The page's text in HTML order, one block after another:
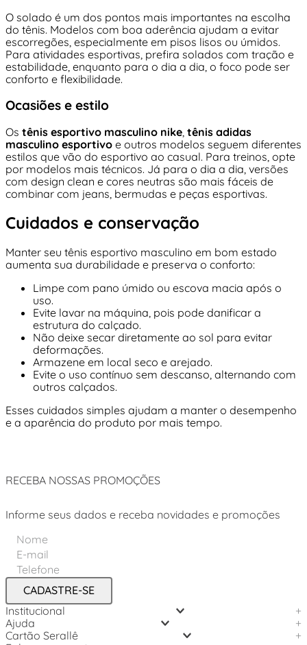
O solado é um dos pontos mais importantes na escolha
do tênis. Modelos com boa aderência ajudam a evitar
escorregões, especialmente em pisos lisos ou úmidos.
Para atividades esportivas, prefira solados com tração e
estabilidade, enquanto para o dia a dia, o foco pode ser
conforto e flexibilidade.
Ocasiões e estilo
Os tênis esportivo masculino nike tênis adidas
masculino esportivo e outros modelos seguem diferentes
estilos que vão do esportivo ao casual. Para treinos, opte
por modelos mais técnicos. Já para o dia a dia, versões
com design clean e cores neutras são mais fáceis de
combinar com jeans, bermudas e peças esportivas.
Cuidados e conservação
Manter seu tênis esportivo masculino em bom estado
aumenta sua durabilidade e preserva o conforto:
Limpe com pano úmido ou escova macia após o
uso.
Evite lavar na máquina, pois pode danificar a
estrutura do calçado.
Não deixe secar diretamente ao sol para evitar
deformações.
Armazene em local seco e arejado.
Evite o uso contínuo sem descanso, alternando com
outros calçados.
Esses cuidados simples ajudam a manter o desempenho
e a aparência do produto por mais tempo.
RECEBA NOSSAS PROMOÇÕES
Informe seus dados e receba novidades e promoções
CADASTRE-SE
Institucional
+
Ajuda
+
Cartão Serallê
+